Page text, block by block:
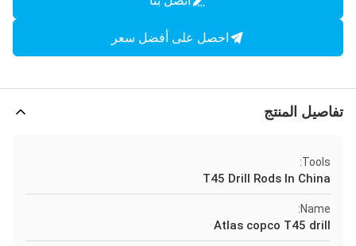
احصل على أفضل سعر
تفاصيل المنتج
Tools:
T45 Drill Rods In China
Name:
Atlas copco T45 drill